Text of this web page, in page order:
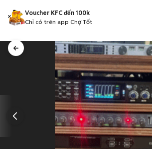
Voucher KFC đến 100k
Chỉ có trên app Chợ Tốt